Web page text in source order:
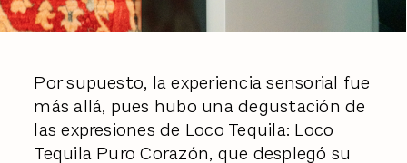
Por supuesto, la experiencia sensorial fue
más allá, pues hubo una degustación de
las expresiones de Loco Tequila: Loco
Tequila Puro Corazón, que desplegó su